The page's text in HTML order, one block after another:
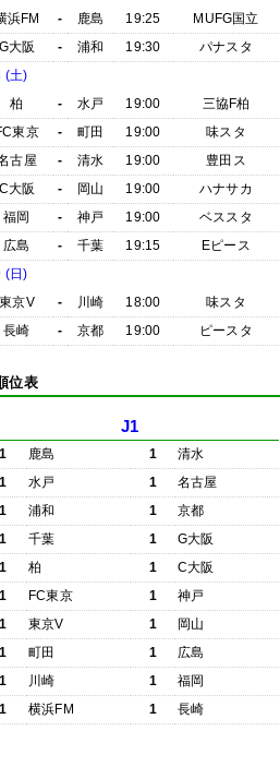
浜FM
- 鹿島 19:25
MUFG国立
G大阪
- 浦和 19:30
パナスタ
(土)
柏
- 水戸 19:00
三協F柏
東京
- 町田 19:00
味スタ
古屋
- 清水 19:00
豊田ス
C大阪
- 岡山 19:00
ハナサカ
福岡
- 神戸 19:00
ベススタ
広島
- 千葉 19:15
Eピース
(日)
東京V
- 川崎 18:00
味スタ
長崎
- 京都 19:00 ピースタ
位表
J1
1 鹿島 1
清水
1
水戸 1
名古屋
1
浦和 1
京都
1
千葉 1
G大阪
1
柏 1
C大阪
1
FC東京 1
神戸
1
東京V 1
岡山
1
町田 1
広島
1
川崎 1
福岡
1
横浜FM 1 長崎